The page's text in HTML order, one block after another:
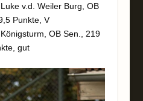
v.d. Weiler Burg, OB
Punkte, V
OB Sen., 219
gut